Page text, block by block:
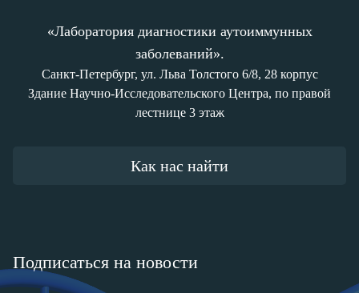
«Лаборатория диагностики аутоиммунных
заболеваний».
Санкт-Петербург, ул. Льва Толстого 6/8, 28 корпус
Здание Научно-Исследовательского Центра, по правой
лестнице 3 этаж
Как нас найти
Подписаться на новости